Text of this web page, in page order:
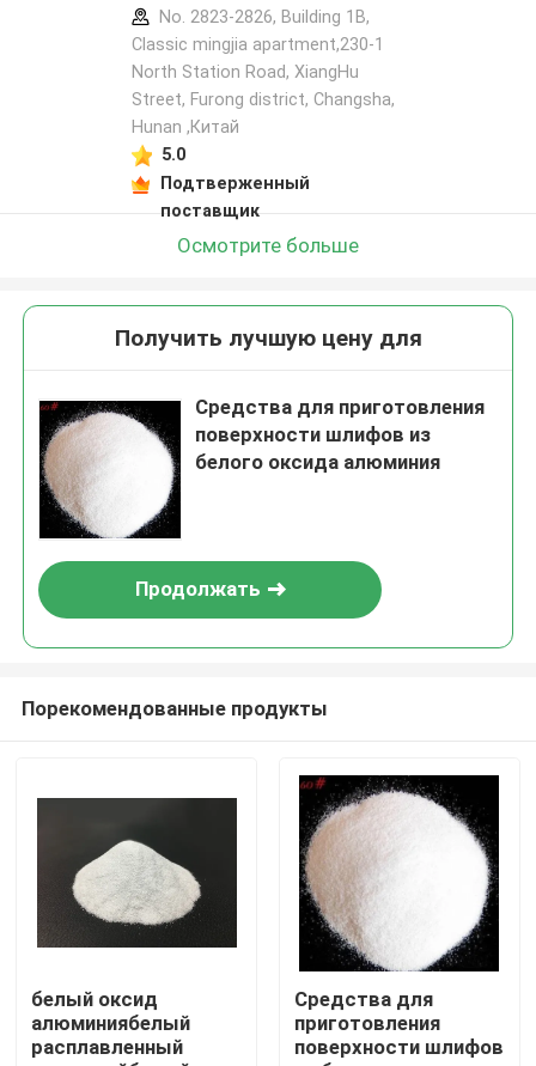
Главная страница
О Компании
No. 2823-2826, Building 1B,
Classic mingjia apartment,230-1
North Station Road, XiangHu
Street, Furong district, Changsha,
Hunan ,Китай
5.0
Подтверженный
поставщик
Осмотрите больше
Получить лучшую цену для
Средства для приготовления
поверхности шлифов из
белого оксида алюминия
Продолжать
Порекомендованные продукты
белый оксид
алюминиябелый
расплавленный
Средства для
приготовления
поверхности шлифов